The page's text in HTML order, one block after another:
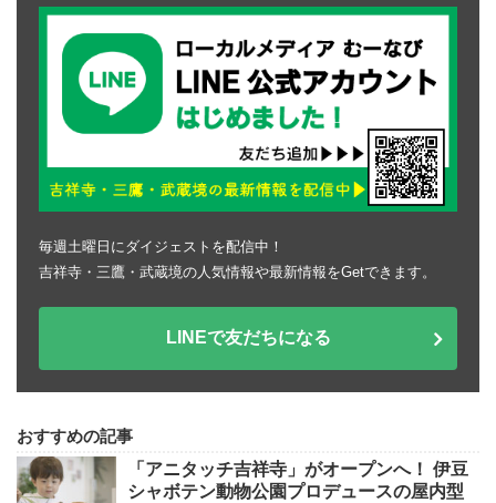
毎週土曜日にダイジェストを配信中！
吉祥寺・三鷹・武蔵境の人気情報や最新情報をGetできます。
LINEで友だちになる
おすすめの記事
「アニタッチ吉祥寺」がオープンへ！ 伊豆
シャボテン動物公園プロデュースの屋内型